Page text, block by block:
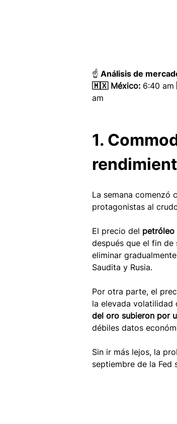
☝️ Análisis de
🇲🇽 México: 6:40 am
am
1.
La semana comenzó
protagonistas al
El precio del petróleo
después que el fin de
eliminar
Saudita y Rusia.
Por otra parte, el
la elevada volatilidad
del oro subieron por
débiles datos
Sin ir más lejos, la
septiembre de la Fed